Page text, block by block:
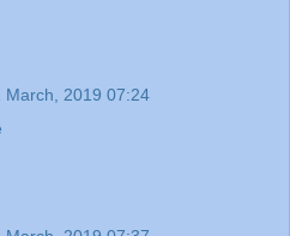
March, 2019 07:24